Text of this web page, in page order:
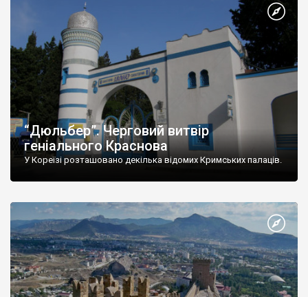
“Дюльбер”. Черговий витвір
геніального Краснова
У Кореїзі розташовано декілька відомих Кримських палаців.